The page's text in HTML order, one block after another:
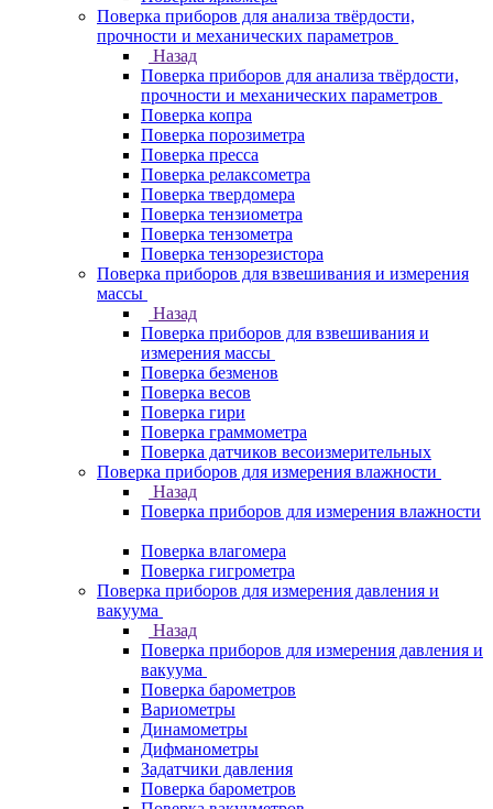
Поверка приборов для анализа твёрдости,
прочности и механических параметров
Назад
Поверка приборов для анализа твёрдости,
прочности и механических параметров
Поверка копра
Поверка порозиметра
Поверка пресса
Поверка релаксометра
Поверка твердомера
Поверка тензиометра
Поверка тензометра
Поверка тензорезистора
Поверка приборов для взвешивания и измерения
массы
Назад
Поверка приборов для взвешивания и
измерения массы
Поверка безменов
Поверка весов
Поверка гири
Поверка граммометра
Поверка датчиков весоизмерительных
Поверка приборов для измерения влажности
Назад
Поверка приборов для измерения влажности
Поверка влагомера
Поверка гигрометра
Поверка приборов для измерения давления и
вакуума
Назад
Поверка приборов для измерения давления и
вакуума
Поверка барометров
Вариометры
Динамометры
Дифманометры
Задатчики давления
Поверка барометров